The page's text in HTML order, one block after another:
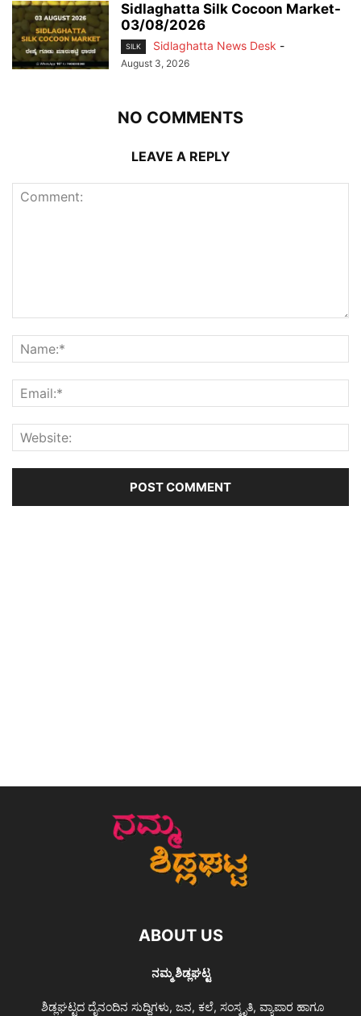
Sidlaghatta Silk Cocoon Market-
03/08/2026
SILK Sidlaghatta News Desk -
August 3, 2026
NO COMMENTS
LEAVE A REPLY
ABOUT US
ನಮ್ಮ ಶಿಡ್ಲಘಟ್ಟ
ಶಿಡ್ಲಘಟ್ಟದ ದೈನಂದಿನ ಸುದ್ದಿಗಳು, ಜನ, ಕಲೆ, ಸಂಸ್ಕೃತಿ, ವ್ಯಾಪಾರ ಹಾಗೂ